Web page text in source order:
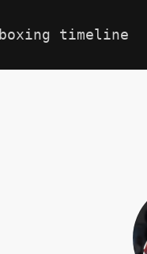
boxing timeline